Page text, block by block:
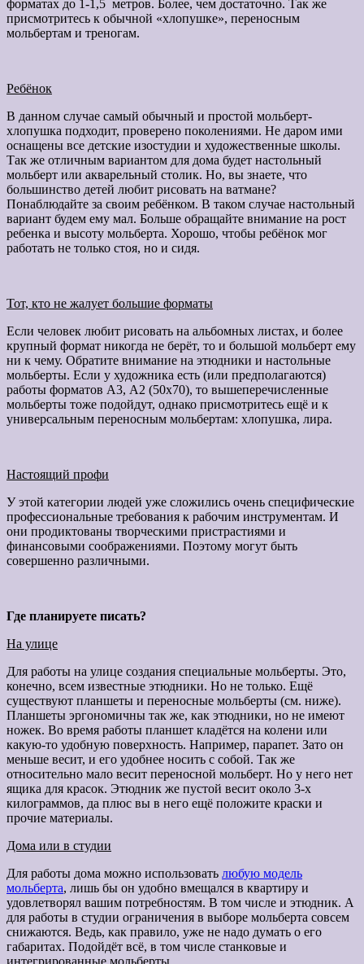
форматах до 1-1,5 метров. Более, чем достаточно. Так же
присмотритесь к обычной «хлопушке», переносным
мольбертам и треногам.
Ребёнок
В данном случае самый обычный и простой мольберт-
хлопушка подходит, проверено поколениями. Не даром ими
оснащены все детские изостудии и художественные школы.
Так же отличным вариантом для дома будет настольный
мольберт или акварельный столик. Но, вы знаете, что
большинство детей любит рисовать на ватмане?
Понаблюдайте за своим ребёнком. В таком случае настольный
вариант будем ему мал. Больше обращайте внимание на рост
ребенка и высоту мольберта. Хорошо, чтобы ребёнок мог
работать не только стоя, но и сидя.
Тот, кто не жалует большие форматы
Если человек любит рисовать на альбомных листах, и более
крупный формат никогда не берёт, то и большой мольберт ему
ни к чему. Обратите внимание на этюдники и настольные
мольберты. Если у художника есть (или предполагаются)
работы форматов А3, А2 (50х70), то вышеперечисленные
мольберты тоже подойдут, однако присмотритесь ещё и к
универсальным переносным мольбертам: хлопушка, лира.
Настоящий профи
У этой категории людей уже сложились очень специфические
профессиональные требования к рабочим инструментам. И
они продиктованы творческими пристрастиями и
финансовыми соображениями. Поэтому могут быть
совершенно различными.
Где планируете писать?
На улице
Для работы на улице создания специальные мольберты. Это,
конечно, всем известные этюдники. Но не только. Ещё
существуют планшеты и переносные мольберты (см. ниже).
Планшеты эргономичны так же, как этюдники, но не имеют
ножек. Во время работы планшет кладётся на колени или
какую-то удобную поверхность. Например, парапет. Зато он
меньше весит, и его удобнее носить с собой. Так же
относительно мало весит переносной мольберт. Но у него нет
ящика для красок. Этюдник же пустой весит около 3-х
килограммов, да плюс вы в него ещё положите краски и
прочие материалы.
Дома или в студии
Для работы дома можно использовать любую модель
мольберта, лишь бы он удобно вмещался в квартиру и
удовлетворял вашим потребностям. В том числе и этюдник. А
для работы в студии ограничения в выборе мольберта совсем
снижаются. Ведь, как правило, уже не надо думать о его
габаритах. Подойдёт всё, в том числе станковые и